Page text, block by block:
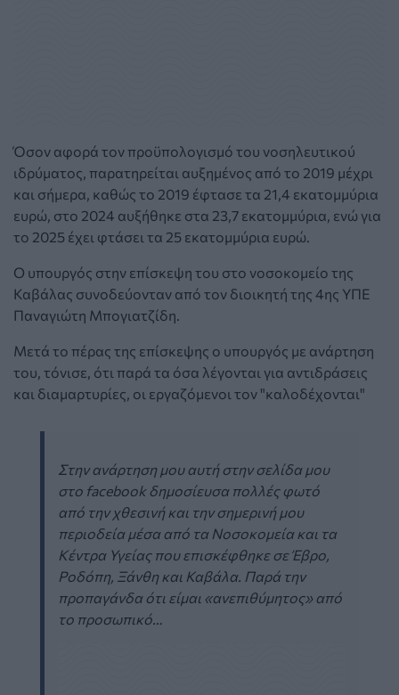
Όσον αφορά τον προϋπολογισμό του νοσηλευτικού
ιδρύματος, παρατηρείται αυξημένος από το 2019 μέχρι
και σήμερα, καθώς το 2019 έφτασε τα 21,4 εκατομμύρια
ευρώ, στο 2024 αυξήθηκε στα 23,7 εκατομμύρια, ενώ για
το 2025 έχει φτάσει τα 25 εκατομμύρια ευρώ.
Ο υπουργός στην επίσκεψη του στο νοσοκομείο της
Καβάλας συνοδεύονταν από τον διοικητή της 4ης ΥΠΕ
Παναγιώτη Μπογιατζίδη.
Μετά το πέρας της επίσκεψης ο υπουργός με ανάρτηση
του, τόνισε, ότι παρά τα όσα λέγονται για αντιδράσεις
και διαμαρτυρίες, οι εργαζόμενοι τον "καλοδέχονται"
Στην ανάρτηση μου αυτή στην σελίδα μου
στο facebook δημοσίευσα πολλές φωτό
από την χθεσινή και την σημερινή μου
περιοδεία μέσα από τα Νοσοκομεία και τα
Κέντρα Υγείας που επισκέφθηκε σε Έβρο,
Ροδόπη, Ξάνθη και Καβάλα. Παρά την
προπαγάνδα ότι είμαι «ανεπιθύμητος» από
το προσωπικό…